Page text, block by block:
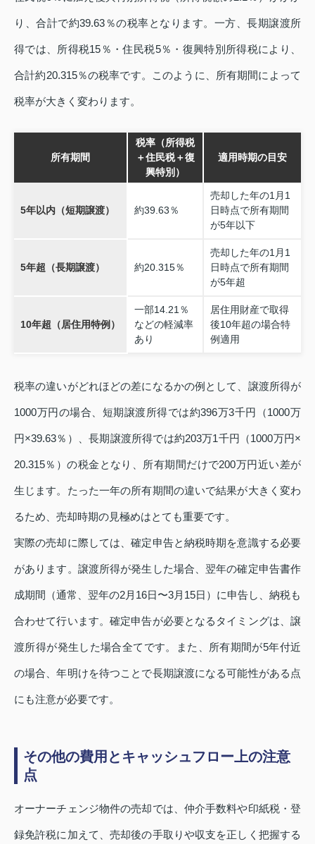
り、合計で約39.63％の税率となります。一方、長期譲渡所
得では、所得税15％・住民税5％・復興特別所得税により、
合計約20.315％の税率です。このように、所有期間によって
税率が大きく変わります。
所有期間
税率（所得税
＋住民税＋復
興特別）
適用時期の目安
5年以内（短期譲渡） 約39.63％
売却した年の1月1
日時点で所有期間
が5年以下
5年超（長期譲渡） 約20.315％
売却した年の1月1
日時点で所有期間
が5年超
10年超（居住用特例）
一部14.21％
などの軽減率
あり
居住用財産で取得
後10年超の場合特
例適用
税率の違いがどれほどの差になるかの例として、譲渡所得が
1000万円の場合、短期譲渡所得では約396万3千円（1000万
円×39.63％）、長期譲渡所得では約203万1千円（1000万円×
20.315％）の税金となり、所有期間だけで200万円近い差が
生じます。たった一年の所有期間の違いで結果が大きく変わ
るため、売却時期の見極めはとても重要です。
実際の売却に際しては、確定申告と納税時期を意識する必要
があります。譲渡所得が発生した場合、翌年の確定申告書作
成期間（通常、翌年の2月16日〜3月15日）に申告し、納税も
合わせて行います。確定申告が必要となるタイミングは、譲
渡所得が発生した場合全てです。また、所有期間が5年付近
の場合、年明けを待つことで長期譲渡になる可能性がある点
にも注意が必要です。
その他の費用とキャッシュフロー上の注意
点
オーナーチェンジ物件の売却では、仲介手数料や印紙税・登
録免許税に加えて、売却後の手取りや収支を正しく把握する